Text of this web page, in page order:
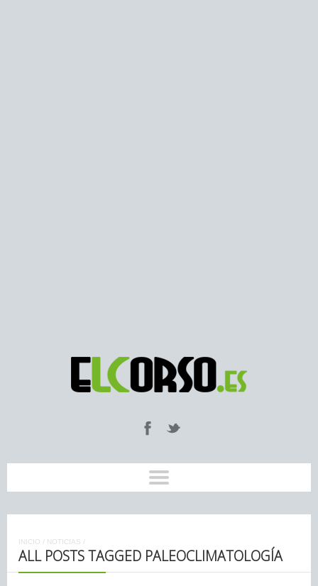
INICIO / NOTICIAS /
ALL POSTS TAGGED PALEOCLIMATOLOGÍA